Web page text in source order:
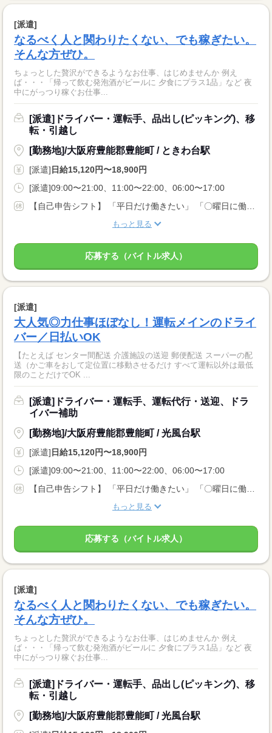
[派遣]
なるべく人と関わりたくない、でも稼ぎたい。
そんな方ぜひ。
ちょっとした贅沢ができるようなお仕事、はじめませんか 例え
ば・・・「帰って飲む発泡酒がビールに 夕食にプラス1品」など 夜
中にがっつり稼ぐお仕事...
[派遣]ドライバー・運転手、品出し(ピッキング)、移
転・引越し
[勤務地]/大阪府豊能郡豊能町 / ときわ台駅
[派遣] 日給15,120円〜18,900円
[派遣]09:00〜21:00、11:00〜22:00、06:00〜17:00
もっと見る
応募する（バイトル求人）
[派遣]
大人気◎力仕事ほぼなし！運転メインのドライ
バー／日払いOK
【たとえば センター間配送 介護施設の送迎 郵便配送 スーパーの配
送（かご車をおして定位置に移動させるだけ すべて運転以外は最低
限のことだけでOK ...
[派遣]ドライバー・運転手、運転代行・送迎、ドラ
イバー補助
[勤務地]/大阪府豊能郡豊能町 / 光風台駅
[派遣] 日給15,120円〜18,900円
[派遣]09:00〜21:00、11:00〜22:00、06:00〜17:00
もっと見る
応募する（バイトル求人）
[派遣]
なるべく人と関わりたくない、でも稼ぎたい。
そんな方ぜひ。
ちょっとした贅沢ができるようなお仕事、はじめませんか 例え
ば・・・「帰って飲む発泡酒がビールに 夕食にプラス1品」など 夜
中にがっつり稼ぐお仕事...
[派遣]ドライバー・運転手、品出し(ピッキング)、移
転・引越し
[勤務地]/大阪府豊能郡豊能町 / 光風台駅